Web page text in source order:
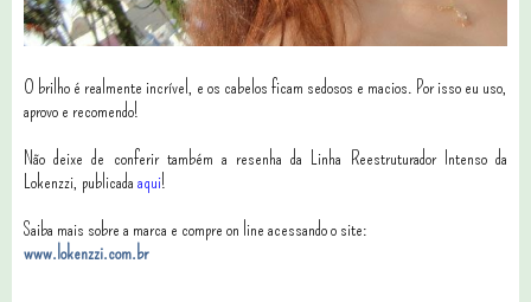
O brilho é realmente incrível, e os cabelos ficam sedosos e macios. Por isso eu uso,
aprovo e recomendo!
Não deixe de conferir também a resenha da Linha Reestruturador Intenso da
Lokenzzi, publicada aqui!
Saiba mais sobre a marca e compre on line acessando o site:
www.lokenzzi.com.br